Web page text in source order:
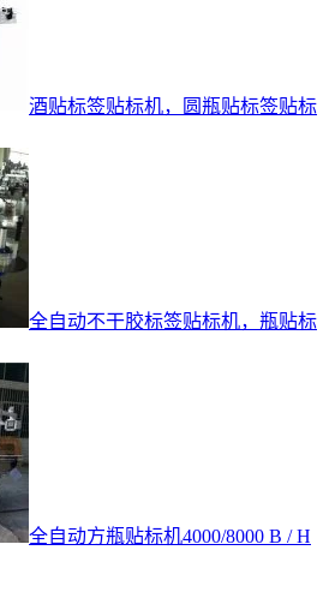
酒贴标签贴标机，圆瓶贴标签贴标
全自动不干胶标签贴标机，瓶贴标
全自动方瓶贴标机4000/8000 B / H